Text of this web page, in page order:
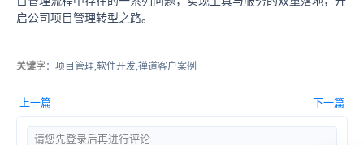
启公司项目管理转型之路。
关键字：项目管理,软件开发,禅道客户案例
上一篇 下一篇